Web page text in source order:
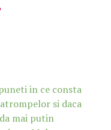
in ce consta
si daca
mai putin